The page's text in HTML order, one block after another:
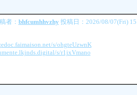
： bhfcumhhvzhy 投稿日：2026/08/07(Fri)
s/ohgteUzwnK
s/r1jxVmano